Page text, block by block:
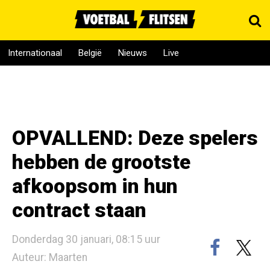
Internationaal België Nieuws Live
OPVALLEND: Deze spelers
hebben de grootste
afkoopsom in hun
contract staan
Donderdag 30 januari, 08:15 uur
Auteur: Maarten